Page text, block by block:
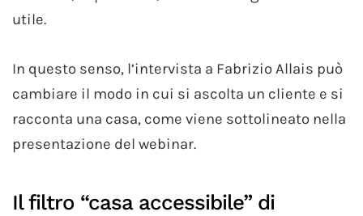
utile.
In questo senso, l’intervista a Fabrizio Allais può
cambiare il modo in cui si ascolta un cliente e si
racconta una casa, come viene sottolineato nella
presentazione del webinar.
Il filtro “casa accessibile” di